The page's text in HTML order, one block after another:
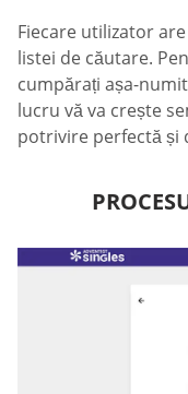
Fiecare utilizator
listei de căutare.
cumpărați așa-
lucru vă va crește
potrivire perfectă și